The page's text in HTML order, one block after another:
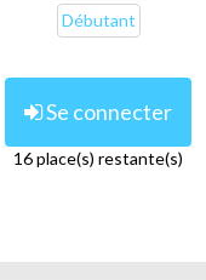
Débutant
Se connecter
16 place(s) restante(s)